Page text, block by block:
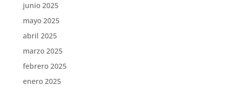
junio 2025
mayo 2025
abril 2025
marzo 2025
febrero 2025
enero 2025